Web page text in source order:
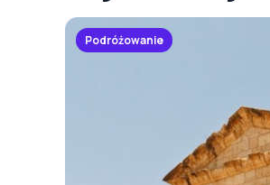
Podróżowanie